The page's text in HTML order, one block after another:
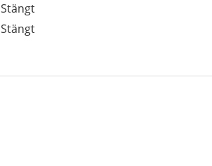
Stängt
Stängt